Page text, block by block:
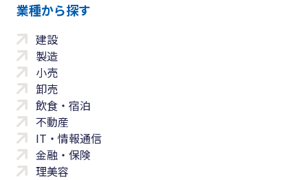
業種から探す
建設
製造
小売
卸売
飲食・宿泊
不動産
IT・情報通信
金融・保険
理美容